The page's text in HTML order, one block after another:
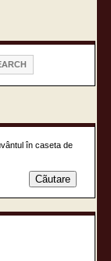
în caseta de